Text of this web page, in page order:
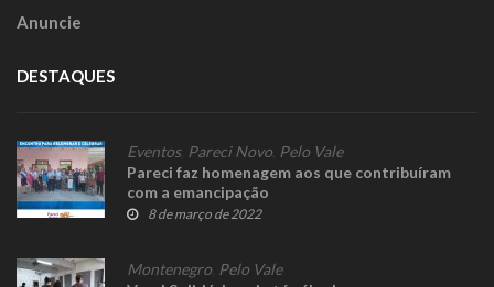
Anuncie
DESTAQUES
Eventos, Pareci Novo Pelo Vale
Pareci faz homenagem aos que contribuíram
com a emancipação
8 de março de 2022
Montenegro Pelo Vale